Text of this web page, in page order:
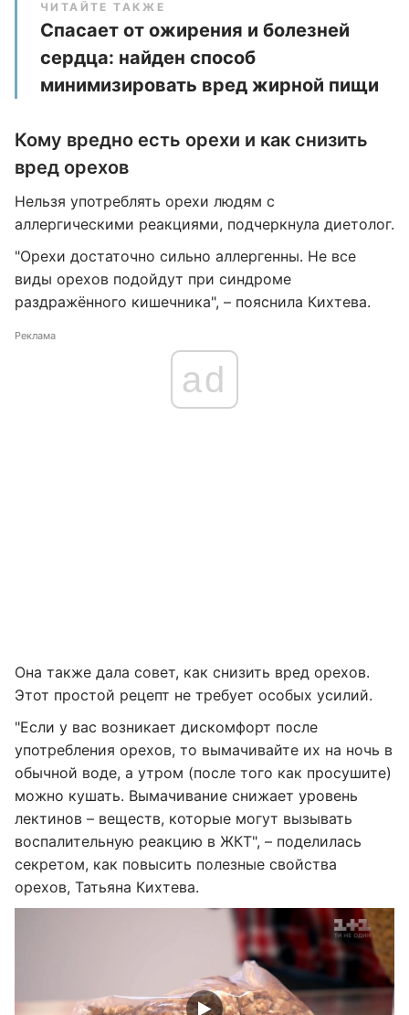
ЧИТАЙТЕ ТАКЖЕ
Спасает от ожирения и болезней
сердца: найден способ
минимизировать вред жирной пищи
Кому вредно есть орехи и как снизить
вред орехов
Нельзя употреблять орехи людям с
аллергическими реакциями, подчеркнула диетолог.
"Орехи достаточно сильно аллергенны. Не все
виды орехов подойдут при синдроме
раздражённого кишечника", – пояснила Кихтева.
Реклама
ad
Она также дала совет, как снизить вред орехов.
Этот простой рецепт не требует особых усилий.
"Если у вас возникает дискомфорт после
употребления орехов, то вымачивайте их на ночь в
обычной воде, а утром (после того как просушите)
можно кушать. Вымачивание снижает уровень
лектинов – веществ, которые могут вызывать
воспалительную реакцию в ЖКТ", – поделилась
секретом, как повысить полезные свойства
орехов, Татьяна Кихтева.